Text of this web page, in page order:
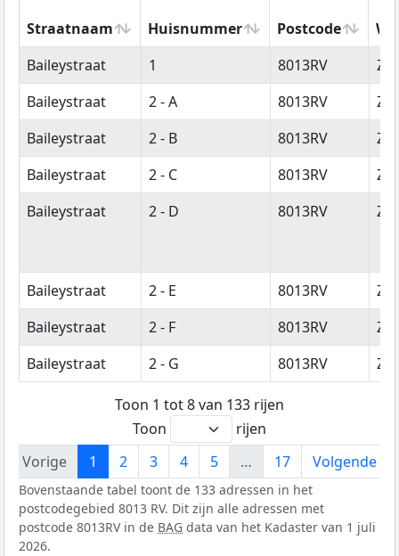
Straatnaam Huisnummer Postcode
Straatnaam
Huisnummer Postcode
Baileystraat 1 8013RV
Baileystraat
2 - A 8013RV
Baileystraat
2 - B 8013RV
Baileystraat
2 - C 8013RV
Baileystraat
2 - D 8013RV
Baileystraat 2 - E 8013RV
Baileystraat
2 - F 8013RV
Baileystraat
2 - G 8013RV
Toon 1 tot 8 van 133 rijen
Toon
rijen
Vorige
1 2 3 4 5 … 17 Volgende
Bovenstaande tabel toont de 133 adressen in het
postcodegebied 8013 RV. Dit zijn alle adressen met
postcode 8013RV in de BAG data van het Kadaster van 1 juli
2026.